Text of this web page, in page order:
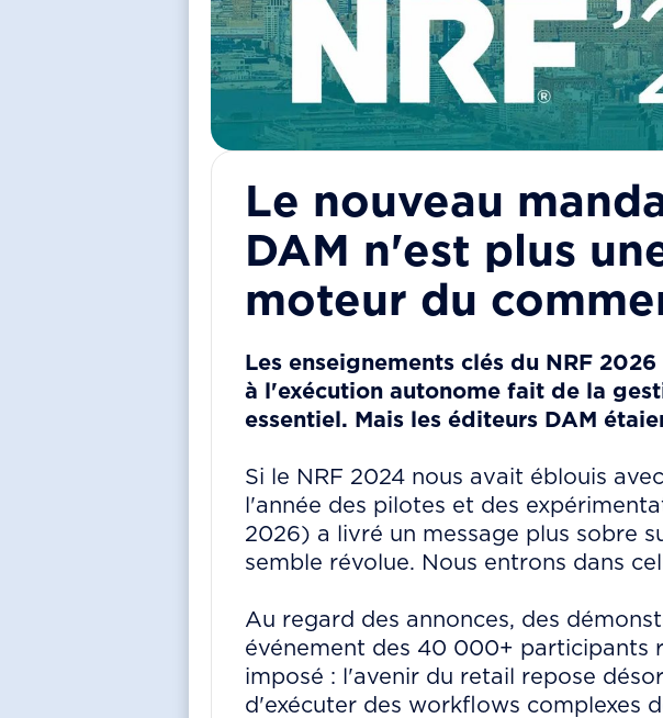
Le nouveau
DAM n'est plus
moteur du
Les enseignements clés du NRF
à l'exécution autonome fait de la
essentiel. Mais les éditeurs DAM
Si le NRF 2024 nous avait éblouis
l'année des pilotes et des
2026) a livré un message plus sobre
semble révolue. Nous entrons dans
Au regard des annonces, des
événement des 40 000+ participants
imposé : l'avenir du retail repose
d'exécuter des workflows complexes